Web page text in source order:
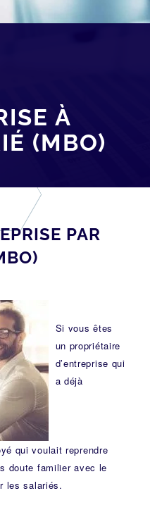
À
(MBO)
PAR
Si vous êtes
un propriétaire
d’entreprise qui
a déjà
qui voulait reprendre
doute familier avec le
les salariés.